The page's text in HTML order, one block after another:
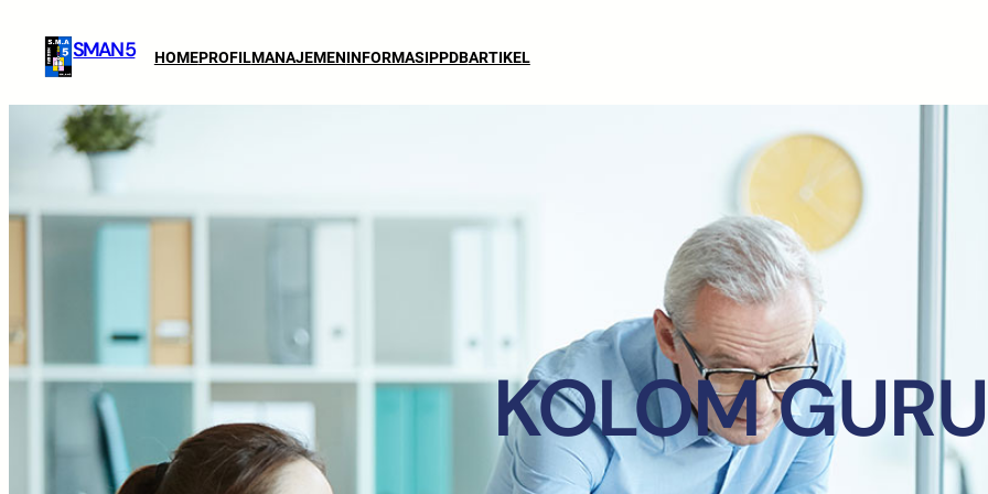
SMAN 5 HOMEPROFILMANAJEMENINFORMASIPPDBARTIKEL
KOLOM GURU